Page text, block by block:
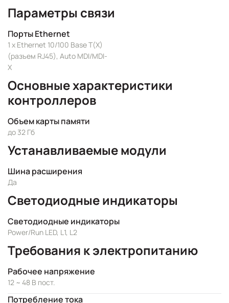
Параметры связи
Порты Ethernet
1 x Ethernet 10/100 Base T(X)
(разъем RJ45), Auto MDI/MDI-
X
Основные характеристики
контроллеров
Объем карты памяти
до 32 Гб
Устанавливаемые модули
Шина расширения
Да
Светодиодные индикаторы
Светодиодные индикаторы
Power/Run LED, L1, L2
Требования к электропитанию
Рабочее напряжение
12 ~ 48 В пост.
Потребление тока